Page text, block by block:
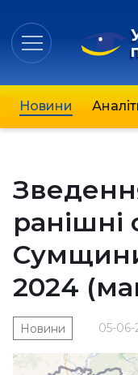
Новини
ранішні
2024
05-06-
Новини